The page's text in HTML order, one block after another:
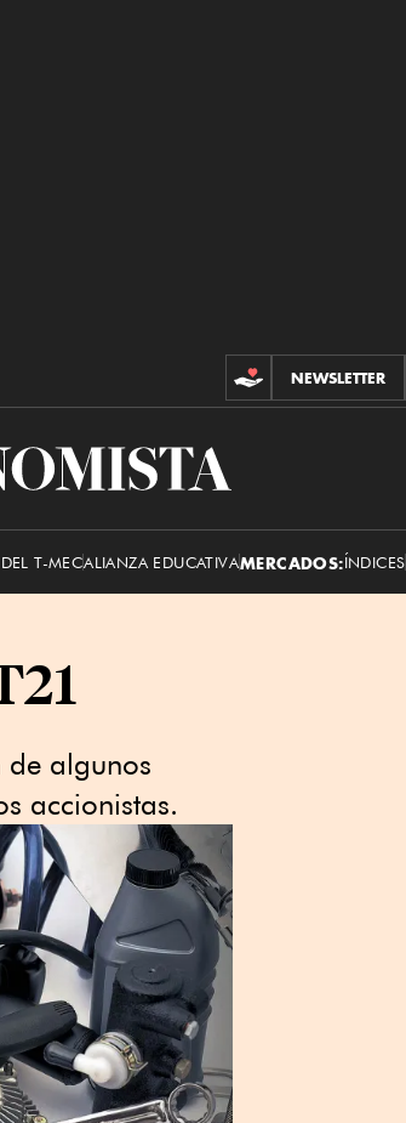
CONTRIBUCIONES
NEWSLETTER
T-MECALIANZA EDUCATIVAMERCADOS:ÍNDICES
de algunos
accionistas.